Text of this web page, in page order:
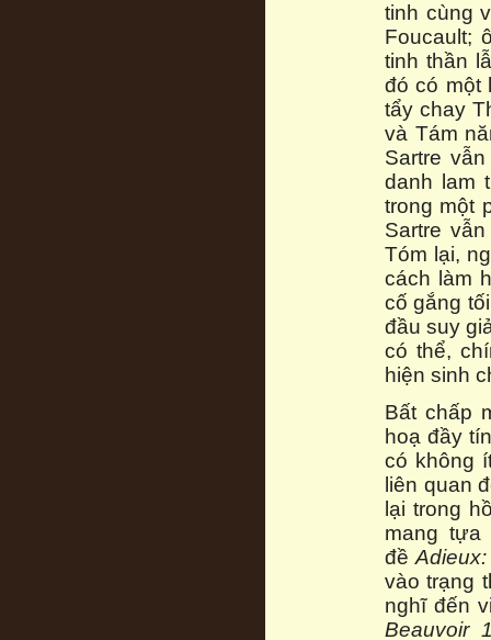
tinh cùng
Foucault;
tinh thần
đó có một
tẩy chay
và Tám
Sartre
danh lam
trong một
Sartre
Tóm lại,
cách làm
cố gắng
đầu suy
có thể,
hiện sinh
Bất chấp
hoạ đầy
có không
liên quan
lại trong
mang tựa
đề
vào trạng
nghĩ đến
Beauvoir